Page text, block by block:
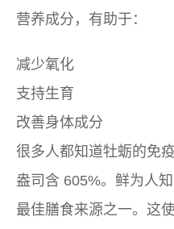
营养成分，有助于：
减少氧化
支持生育
改善身体成分
很多人都知道牡蛎的免
盎司含 605%。鲜为人
最佳膳食来源之一。这